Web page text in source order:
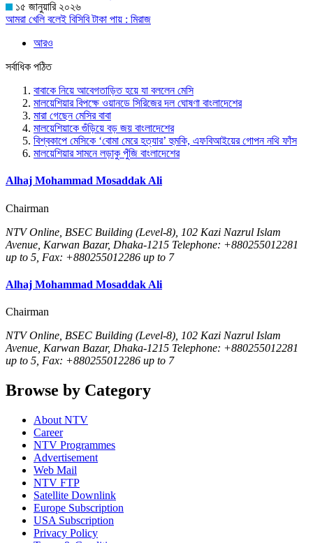
১৫ জানুয়ারি ২০২৬
আমরা খেলি বলেই বিসিবি টাকা পায় : মিরাজ
আরও
সর্বাধিক পঠিত
বাবাকে নিয়ে আবেগতাড়িত হয়ে যা বললেন মেসি
মালয়েশিয়ার বিপক্ষে ওয়ানডে সিরিজের দল ঘোষণা বাংলাদেশের
মারা গেছেন মেসির বাবা
মালয়েশিয়াকে গুঁড়িয়ে বড় জয় বাংলাদেশের
বিশ্বকাপে মেসিকে ‘বোমা মেরে হত্যার’ হুমকি, এফবিআইয়ের গোপন নথি ফাঁস
মালয়েশিয়ার সামনে লড়াকু পুঁজি বাংলাদেশের
Alhaj Mohammad Mosaddak Ali
Chairman
NTV Online, BSEC Building (Level-8), 102 Kazi Nazrul Islam
Avenue, Karwan Bazar, Dhaka-1215 Telephone: +880255012281
up to 5, Fax: +880255012286 up to 7
Alhaj Mohammad Mosaddak Ali
Chairman
NTV Online, BSEC Building (Level-8), 102 Kazi Nazrul Islam
Avenue, Karwan Bazar, Dhaka-1215 Telephone: +880255012281
up to 5, Fax: +880255012286 up to 7
Browse by Category
About NTV
Career
NTV Programmes
Advertisement
Web Mail
NTV FTP
Satellite Downlink
Europe Subscription
USA Subscription
Privacy Policy